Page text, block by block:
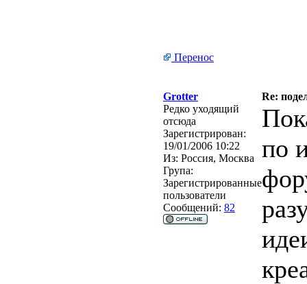
Перенос
Grotter
Re:
Редко уходящий
отсюда
Зарегистрирован:
19/01/2006 10:22
Из: Россия, Москва
Група:
Зарегистрированные
пользователи
Сообщений: 82
по